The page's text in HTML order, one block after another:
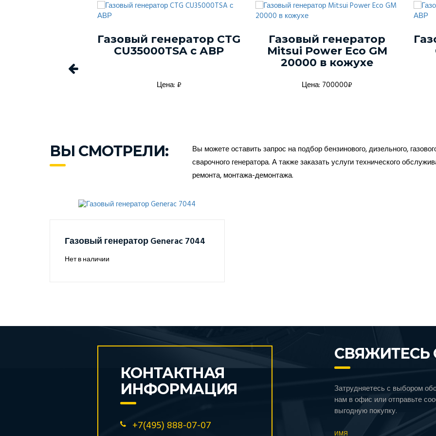
Газовый генератор CTG
CU35000TSA с АВР
Цена: ₽
Газовый генератор
Mitsui Power Eco GM
20000 в кожухе
Цена: 700000₽
ВЫ СМОТРЕЛИ:
Вы можете оставить запрос на подбор бензинового, дизельного,
сварочного генератора. А также заказать услуги технического
ремонта, монтажа-демонтажа.
Газовый генератор Generac 7044
Нет в наличии
КОНТАКТНАЯ
ИНФОРМАЦИЯ
+7(495) 888-07-07
СВЯЖИТЕСЬ
Затрудняетесь с выбором
нам в офис или отправьте
выгодную покупку.